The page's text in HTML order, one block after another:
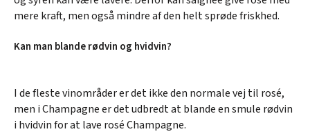
mere kraft, men også mindre af den helt sprøde friskhed.
Kan man blande rødvin og hvidvin?
I de fleste vinområder er det ikke den normale vej til rosé,
men i Champagne er det udbredt at blande en smule rødvin
i hvidvin for at lave rosé Champagne.